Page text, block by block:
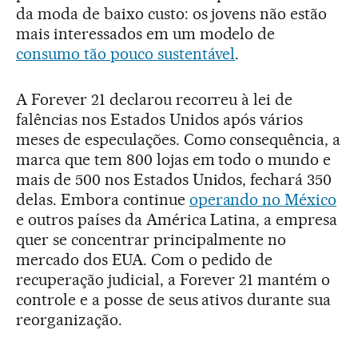
da moda de baixo custo: os jovens não estão
mais interessados em um modelo de
consumo tão pouco sustentável.
A Forever 21 declarou recorreu à lei de
falências nos Estados Unidos após vários
meses de especulações. Como consequência, a
marca que tem 800 lojas em todo o mundo e
mais de 500 nos Estados Unidos, fechará 350
delas. Embora continue operando no México
e outros países da América Latina, a empresa
quer se concentrar principalmente no
mercado dos EUA. Com o pedido de
recuperação judicial, a Forever 21 mantém o
controle e a posse de seus ativos durante sua
reorganização.